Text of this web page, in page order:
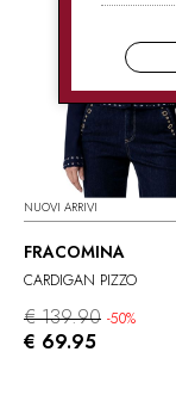
NUOVI ARRIVI
FRACOMINA
CARDIGAN PIZZO
€ 139.90 -50%
€ 69.95